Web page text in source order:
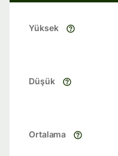
Yüksek
Düşük
Ortalama